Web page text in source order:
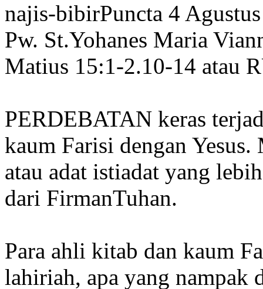
najis-bibirPuncta 4
Pw. St.Yohanes Maria
Matius 15:1-2.10-14 atau
PERDEBATAN keras
kaum Farisi dengan
atau adat istiadat yang
dari FirmanTuhan.
Para ahli kitab dan kaum
lahiriah, apa yang nampak